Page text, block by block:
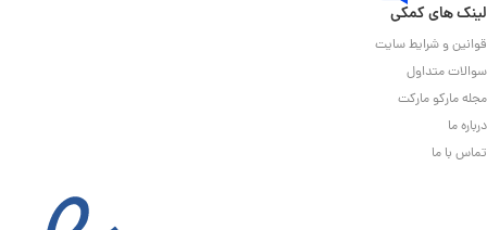
لینک های کمکی
قوانین و شرایط سایت
سوالات متداول
مجله مارکو مارکت
درباره ما
تماس با ما